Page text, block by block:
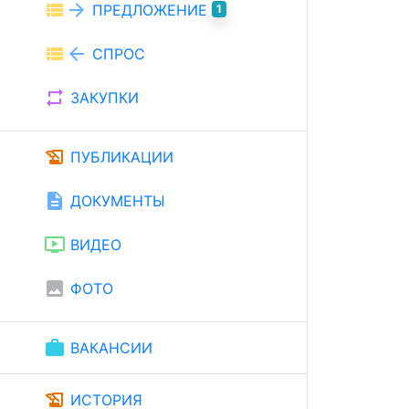
view_list arrow_forward ПРЕДЛОЖЕНИЕ 1
view_list arrow_back СПРОС
repeat ЗАКУПКИ
history_edu ПУБЛИКАЦИИ
description ДОКУМЕНТЫ
ondemand_video ВИДЕО
image ФОТО
work ВАКАНСИИ
history_edu ИСТОРИЯ